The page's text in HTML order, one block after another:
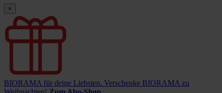
×
BIORAMA für deine Liebsten. Verschenke BIORAMA zu